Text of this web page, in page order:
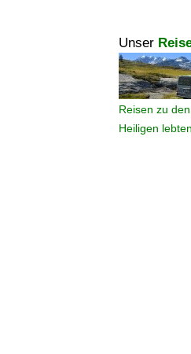
Unser
Reisen zu
Heiligen